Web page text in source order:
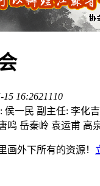
15 16:2621110
侯一民 副主任: 李化
鸣 岳秦岭 袁运甫 高
画外下所有的资源！